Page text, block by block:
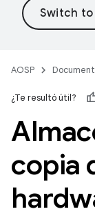
AOSP
¿Te resultó útil?
copia